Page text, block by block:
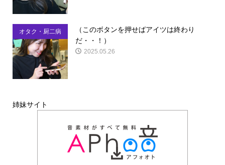
オタク・厨二病
（このボタンを押せばアイツは終わり
だ・・！）
2025.05.26
姉妹サイト